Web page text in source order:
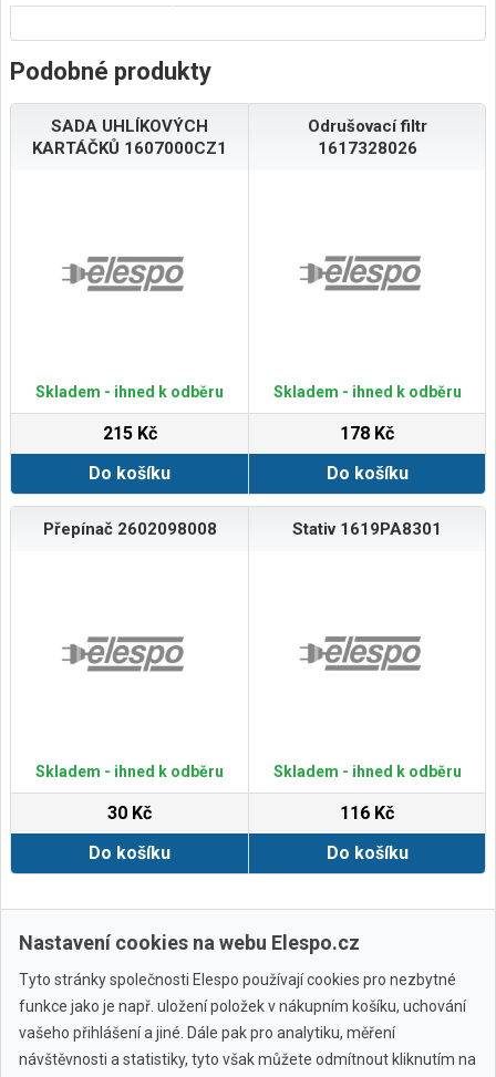
Podobné produkty
SADA UHLÍKOVÝCH
KARTÁČKŮ 1607000CZ1
Skladem - ihned k odběru
215 Kč
Do košíku
Odrušovací filtr
1617328026
Skladem - ihned k odběru
178 Kč
Do košíku
Přepínač 2602098008
Skladem - ihned k odběru
30 Kč
Do košíku
Stativ 1619PA8301
Skladem - ihned k odběru
116 Kč
Do košíku
Zobrazit další
Nastavení cookies na webu Elespo.cz
Tyto stránky společnosti Elespo používají cookies pro nezbytné
funkce jako je např. uložení položek v nákupním košíku, uchování
vašeho přihlášení a jiné. Dále pak pro analytiku, měření
návštěvnosti a statistiky, tyto však můžete odmítnout kliknutím na